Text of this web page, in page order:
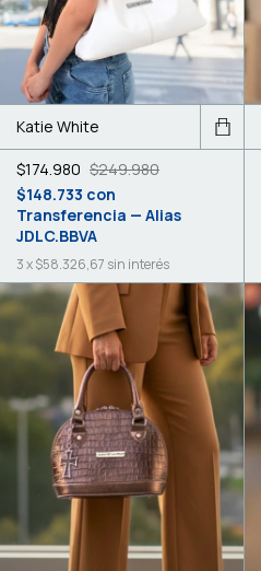
Katie White
$174.980 $249.980
$148.733 con
Transferencia — Alias
JDLC.BBVA
3x$58.326,67 sin interés